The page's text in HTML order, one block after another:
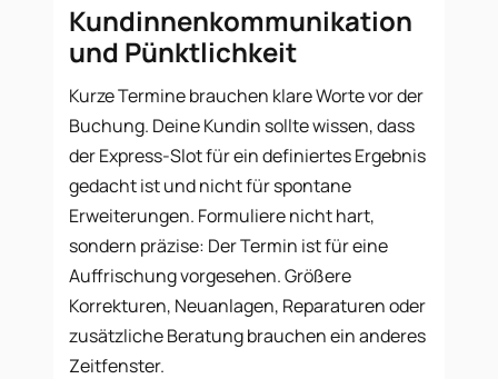
Kundinnenkommunikation
und Pünktlichkeit
Kurze Termine brauchen klare Worte vor der
Buchung. Deine Kundin sollte wissen, dass
der Express-Slot für ein definiertes Ergebnis
gedacht ist und nicht für spontane
Erweiterungen. Formuliere nicht hart,
sondern präzise: Der Termin ist für eine
Auffrischung vorgesehen. Größere
Korrekturen, Neuanlagen, Reparaturen oder
zusätzliche Beratung brauchen ein anderes
Zeitfenster.